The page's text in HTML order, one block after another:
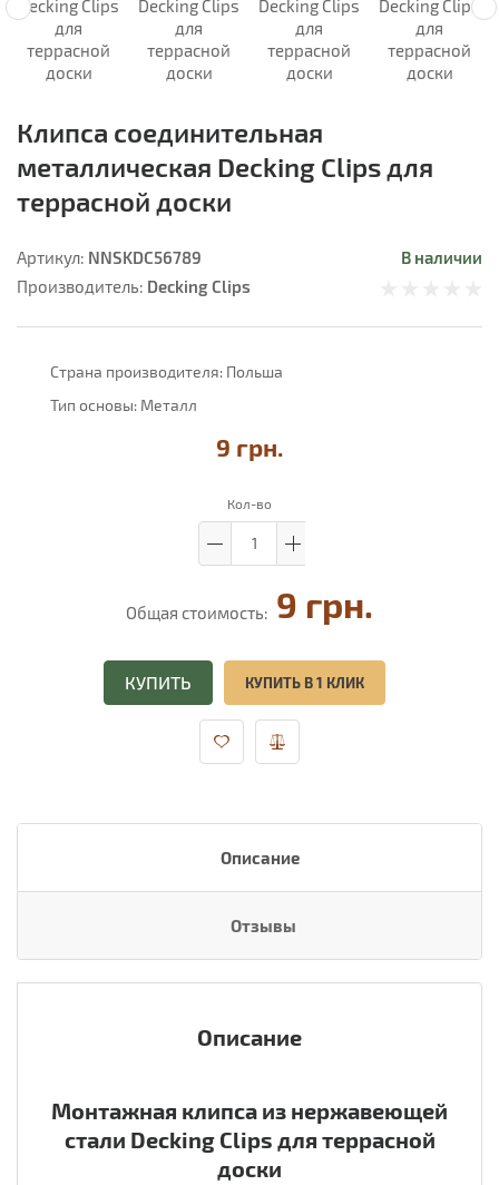
Клипса соединительная
металлическая Decking Clips для
террасной доски
Артикул: NNSKDC56789 В наличии
Производитель: Decking Clips
Страна производителя: Польша
Тип основы: Металл
9 грн.
Кол-во
Общая стоимость: 9 грн.
КУПИТЬ КУПИТЬ В 1 КЛИК
Описание
Отзывы
Описание
Монтажная клипса из нержавеющей
стали Decking Clips для террасной
доски